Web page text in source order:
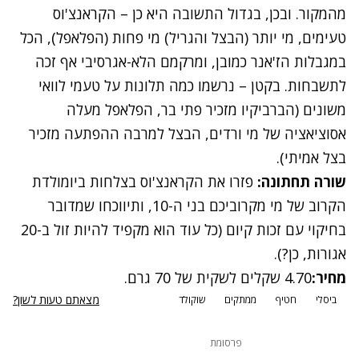
מהמקור. ובכן, בגדול התשובה היא כן – הקראנצ'וס
טעימים, מי יותר (הבצל והגריל) מי פחות (הפלאפל), הכל
במגבלות הז'אנר כמובן, ומרקמם הלא-אגרסיבי אף זכה
לתשבחות. בקטן – נרשמו כמה תלונות על טעמי לוואי
משונים (הברביקיו מזכיר פתי בר, הפלאפל מעלה
אסוציאציה של מי ורדים, הבצל למרבה ההפתעה מזכיר
בצל אמיתי).
שורה תחתונה: פזרו את הקראנצ'וס בצלחות ביומולדת
הקרוב של מי מקרוביכם בני ה-10, ותיווכחו שמדובר
בחיקוי עם זכות קיום (כל עוד הוא מקפיד להיות זול ב-20
אגורות, כן?).
מחיר:4.70 שקלים לשקית של 70 גרם.
ביסלי חטיף ממתקים שוקולד מצאתם טעות לשון?
פרסומת